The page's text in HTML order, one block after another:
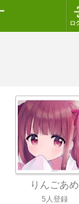
りんごあめ
5人登録